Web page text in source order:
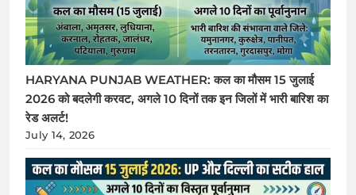
HARYANA PUNJAB WEATHER: कल का मौसम 15 जुलाई
2026 को बदलेगी करवट, अगले 10 दिनों तक इन जिलों में भारी बारिश का
रेड अलर्ट!
July 14, 2026